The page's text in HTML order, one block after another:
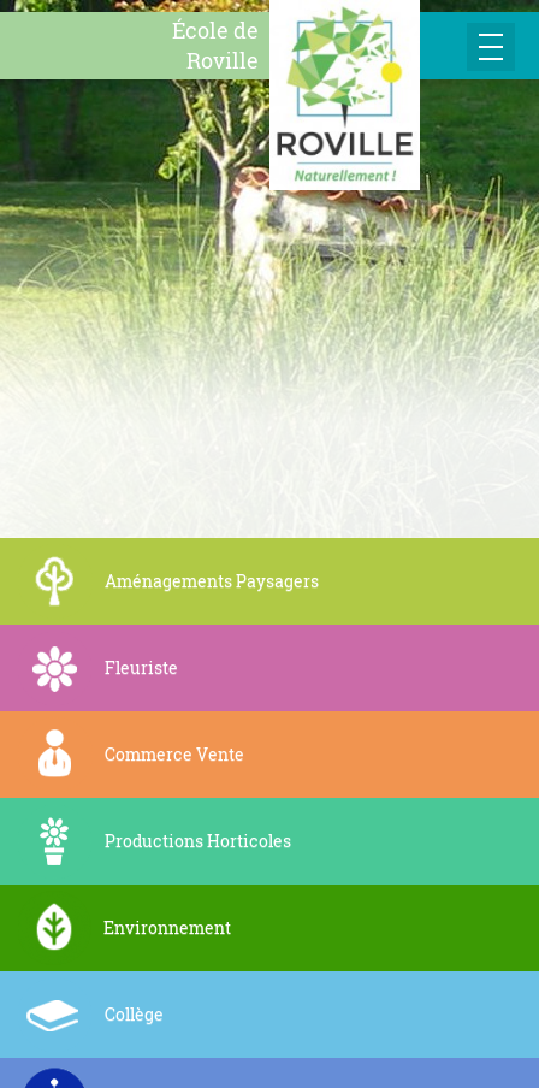
École de
Roville
Aménagements Paysagers
Fleuriste
Commerce Vente
Productions Horticoles
Environnement
Collège